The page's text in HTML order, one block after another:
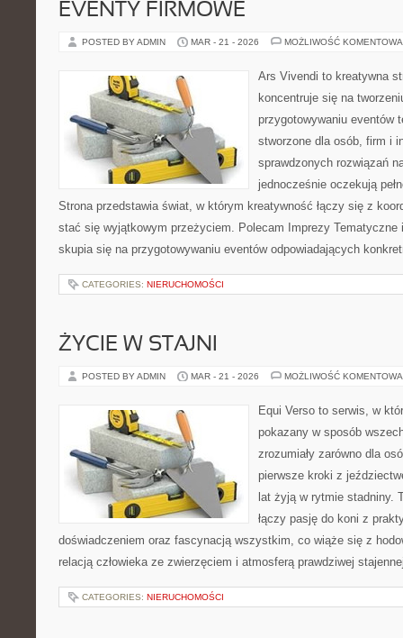
EVENTY FIRMOWE
POSTED BY ADMIN MAR - 21 - 2026 MOŻLIWOŚĆ
Ars Vivendi to kreatywna
koncentruje się na
przygotowywaniu eventów
stworzone dla osób, firm i
sprawdzonych rozwiązań
jednocześnie oczekują
Strona przedstawia świat, w którym kreatywność łączy się z
stać się wyjątkowym przeżyciem. Polecam Imprezy Tematyczne
skupia się na przygotowywaniu eventów odpowiadających
CATEGORIES: NIERUCHOMOŚCI
ŻYCIE W STAJNI
POSTED BY ADMIN MAR - 21 - 2026 MOŻLIWOŚĆ
Equi Verso to serwis, w
pokazany w sposób
zrozumiały zarówno dla
pierwsze kroki z
lat żyją w rytmie stadniny.
łączy pasję do koni z
doświadczeniem oraz fascynacją wszystkim, co wiąże się z
relacją człowieka ze zwierzęciem i atmosferą prawdziwej
CATEGORIES: NIERUCHOMOŚCI